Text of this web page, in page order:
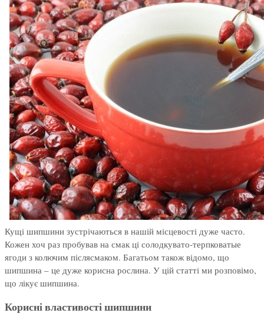
Кущі шипшини зустрічаються в нашій місцевості дуже часто.
Кожен хоч раз пробував на смак ці солодкувато-терпковатые
ягоди з колючим післясмаком. Багатьом також відомо, що
шипшина – це дуже корисна рослина. У цій статті ми розповімо,
що лікує шипшина.
Корисні властивості шипшини